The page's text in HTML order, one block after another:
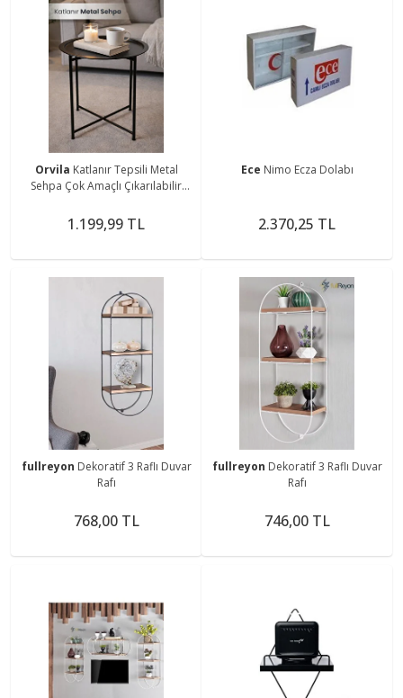
Orvila Katlanır Tepsili Metal
Sehpa Çok Amaçlı Çıkarılabilir
1.199,99 TL
Ece Nimo Ecza Dolabı
2.370,25 TL
fullreyon Dekoratif 3 Raflı Duvar
Rafı
768,00 TL
fullreyon Dekoratif 3 Raflı Duvar
Rafı
746,00 TL